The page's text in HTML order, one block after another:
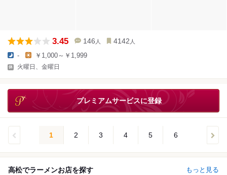
3.45 146 人 4142 人
- ￥1,000～￥1,999
火曜日、金曜日
プレミアムサービスに登録
1 2 3 4 5 6
高松でラーメンお店を探す もっと見る